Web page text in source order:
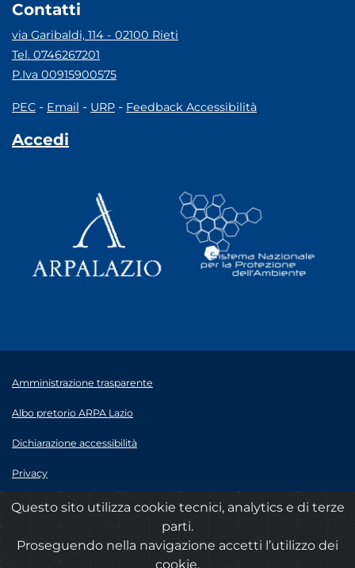
Contatti
via Garibaldi, 114 - 02100 Rieti
Tel. 0746267201
P.Iva 00915900575
PEC - Email - URP - Feedback Accessibilità
Accedi
Amministrazione trasparente
Albo pretorio ARPA Lazio
Dichiarazione accessibilità
Privacy
Note legali
© 2020 ARPA Lazio - P.Iva 00915900575
Questo sito utilizza cookie tecnici, analytics e di terze
parti.
Proseguendo nella navigazione accetti l’utilizzo dei
cookie.